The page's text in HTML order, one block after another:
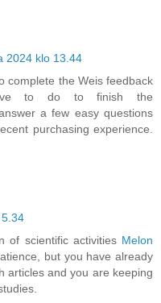
2024 klo 13.44
complete the Weis feedback
to do to finish the
a few easy questions
purchasing experience.
of scientific activities Melon
but you have already
articles and you are keeping